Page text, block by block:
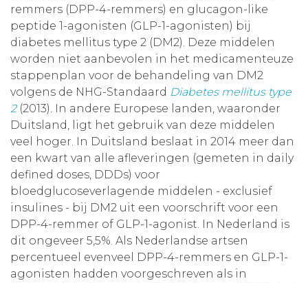
remmers (DPP-4-remmers) en glucagon-like
peptide 1-agonisten (GLP-1-agonisten) bij
diabetes mellitus type 2 (DM2). Deze middelen
worden niet aanbevolen in het medicamenteuze
stappenplan voor de behandeling van DM2
volgens de NHG-Standaard Diabetes mellitus type
2(2013). In andere Europese landen, waaronder
Duitsland, ligt het gebruik van deze middelen
veel hoger. In Duitsland beslaat in 2014 meer dan
een kwart van alle afleveringen (gemeten in daily
defined doses, DDDs) voor
bloedglucoseverlagende middelen - exclusief
insulines - bij DM2 uit een voorschrift voor een
DPP-4-remmer of GLP-1-agonist. In Nederland is
dit ongeveer 5,5%. Als Nederlandse artsen
percentueel evenveel DPP-4-remmers en GLP-1-
agonisten hadden voorgeschreven als in